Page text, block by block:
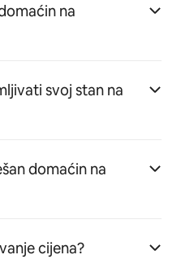
na
svoj stan na
domaćin na
cijena?